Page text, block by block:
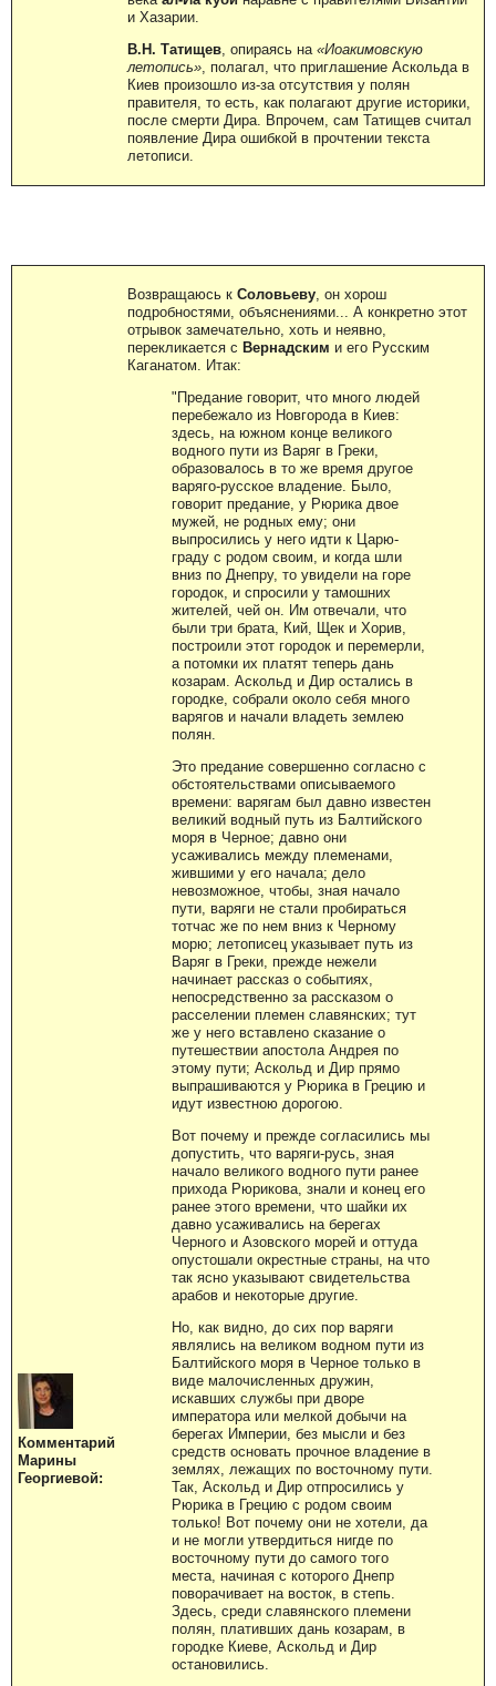
и Хазарии.
В.Н. Татищев , опираясь на «Иоакимовскую
летопись» , полагал, что приглашение Аскольда в
Киев произошло из-за отсутствия у полян
правителя, то есть, как полагают другие историки,
после смерти Дира. Впрочем, сам Татищев считал
появление Дира ошибкой в прочтении текста
летописи.
Комментарий
Марины
Георгиевой:
Возвращаюсь к Соловьеву , он хорош
подробностями, объяснениями... А конкретно этот
отрывок замечательно, хоть и неявно,
перекликается с Вернадским и его Русским
Каганатом. Итак:
"Предание говорит, что много людей
перебежало из Новгорода в Киев:
здесь, на южном конце великого
водного пути из Варяг в Греки,
образовалось в то же время другое
варяго-русское владение. Было,
говорит предание, у Рюрика двое
мужей, не родных ему; они
выпросились у него идти к Царю-
граду с родом своим, и когда шли
вниз по Днепру, то увидели на горе
городок, и спросили у тамошних
жителей, чей он. Им отвечали, что
были три брата, Кий, Щек и Хорив,
построили этот городок и перемерли,
а потомки их платят теперь дань
козарам. Аскольд и Дир остались в
городке, собрали около себя много
варягов и начали владеть землею
полян.
Это предание совершенно согласно с
обстоятельствами описываемого
времени: варягам был давно известен
великий водный путь из Балтийского
моря в Черное; давно они
усаживались между племенами,
жившими у его начала; дело
невозможное, чтобы, зная начало
пути, варяги не стали пробираться
тотчас же по нем вниз к Черному
морю; летописец указывает путь из
Варяг в Греки, прежде нежели
начинает рассказ о событиях,
непосредственно за рассказом о
расселении племен славянских; тут
же у него вставлено сказание о
путешествии апостола Андрея по
этому пути; Аскольд и Дир прямо
выпрашиваются у Рюрика в Грецию и
идут известною дорогою.
Вот почему и прежде согласились мы
допустить, что варяги-русь, зная
начало великого водного пути ранее
прихода Рюрикова, знали и конец его
ранее этого времени, что шайки их
давно усаживались на берегах
Черного и Азовского морей и оттуда
опустошали окрестные страны, на что
так ясно указывают свидетельства
арабов и некоторые другие.
Но, как видно, до сих пор варяги
являлись на великом водном пути из
Балтийского моря в Черное только в
виде малочисленных дружин,
искавших службы при дворе
императора или мелкой добычи на
берегах Империи, без мысли и без
средств основать прочное владение в
землях, лежащих по восточному пути.
Так, Аскольд и Дир отпросились у
Рюрика в Грецию с родом своим
только! Вот почему они не хотели, да
и не могли утвердиться нигде по
восточному пути до самого того
места, начиная с которого Днепр
поворачивает на восток, в степь.
Здесь, среди славянского племени
полян, плативших дань козарам, в
городке Киеве, Аскольд и Дир
остановились.